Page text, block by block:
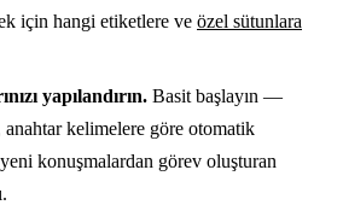
için hangi etiketlere ve özel sütunlara
yapılandırın. Basit başlayın —
anahtar kelimelere göre otomatik
konuşmalardan görev oluşturan